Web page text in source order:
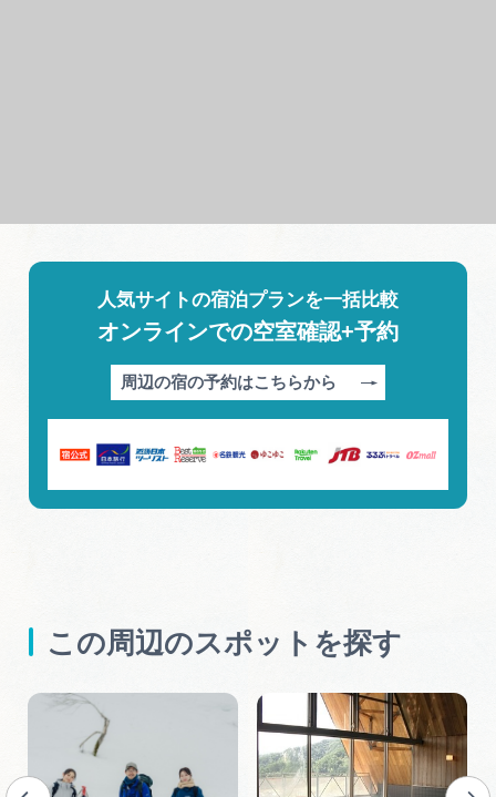
人気サイトの宿泊プランを一括比較
オンラインでの空室確認+予約
周辺の宿の予約はこちらから
この周辺のスポットを探す